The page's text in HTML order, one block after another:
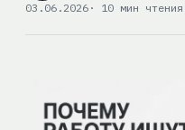
03.06.2026· 10 мин чтения